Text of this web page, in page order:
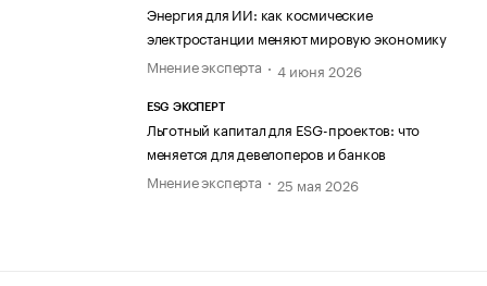
Энергия для ИИ: как космические
электростанции меняют мировую экономику
Мнение эксперта
4 июня 2026
ESG ЭКСПЕРТ
Льготный капитал для ESG-проектов: что
меняется для девелоперов и банков
Мнение эксперта
25 мая 2026